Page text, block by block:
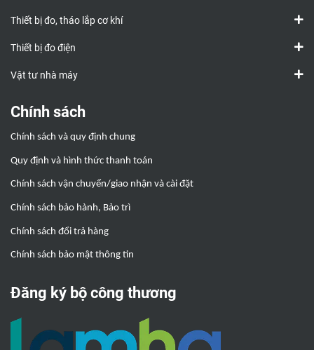
Thiết bị đo, tháo lắp cơ khí
Thiết bị đo điện
Vật tư nhà máy
Chính sách
Chính sách và quy định chung
Quy định và hình thức thanh toán
Chính sách vận chuyển/giao nhận và cài đặt
Chính sách bảo hành, Bảo trì
Chính sách đổi trả hàng
Chính sách bảo mật thông tin
Đăng ký bộ công thương